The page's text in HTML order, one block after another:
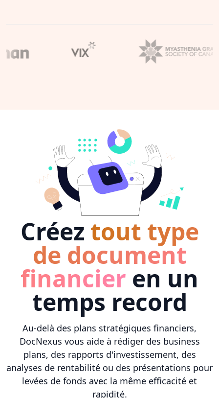
Créez tout type
de document
financier en un
temps record
Au-delà des plans stratégiques financiers,
DocNexus vous aide à rédiger des business
plans, des rapports d'investissement, des
analyses de rentabilité ou des présentations pour
levées de fonds avec la même efficacité et
rapidité.